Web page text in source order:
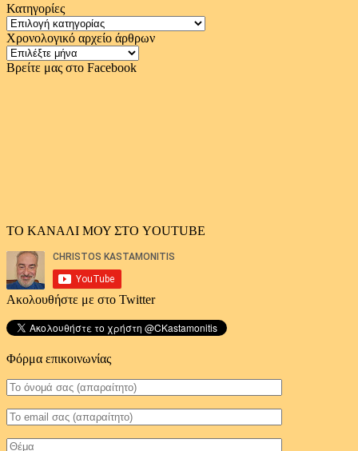
Κατηγορίες
Κατηγορίες
Χρονολογικό αρχείο άρθρων
Χρονολογικό
αρχείο
Βρείτε μας στο Facebook
ΤΟ ΚΑΝΑΛΙ ΜΟΥ ΣΤΟ YOUTUBE
Ακολουθήστε με στο Twitter
Φόρμα επικοινωνίας